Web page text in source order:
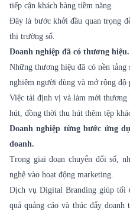
tiếp cận khách hàng tiềm năng.
Đây là bước khởi đầu quan trọng
thị trường số.
Doanh nghiệp đã có thương hiệu.
Những thương hiệu đã có nền
nghiệm người dùng và mở rộng độ
Việc tái định vị và làm mới thương
hút, đồng thời thu hút thêm tệp
Doanh nghiệp từng bước ứng
doanh.
Trong giai đoạn chuyển đổi số,
nghệ vào hoạt động marketing.
Dịch vụ Digital Branding giúp tối
quả quảng cáo và thúc đẩy